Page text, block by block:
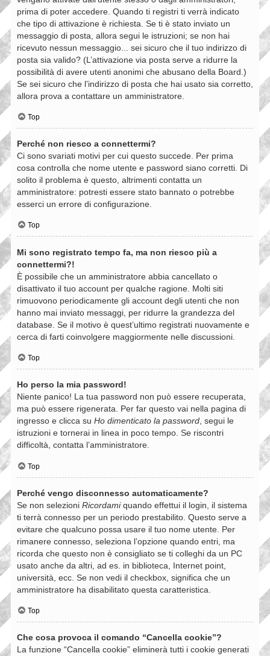
prima di poter accedere. Quando ti registri ti verrà indicato
che tipo di attivazione è richiesta. Se ti è stato inviato un
messaggio di posta, allora segui le istruzioni; se non hai
ricevuto nessun messaggio... sei sicuro che il tuo indirizzo di
posta sia valido? (L’attivazione via posta serve a ridurre la
possibilità di avere utenti anonimi che abusano della Board.)
Se sei sicuro che l’indirizzo di posta che hai usato sia corretto,
allora prova a contattare un amministratore.
Top
Perché non riesco a connettermi?
Ci sono svariati motivi per cui questo succede. Per prima
cosa controlla che nome utente e password siano corretti. Di
solito il problema è questo, altrimenti contatta un
amministratore: potresti essere stato bannato o potrebbe
esserci un errore di configurazione.
Top
Mi sono registrato tempo fa, ma non riesco più a
connettermi?!
È possibile che un amministratore abbia cancellato o
disattivato il tuo account per qualche ragione. Molti siti
rimuovono periodicamente gli account degli utenti che non
hanno mai inviato messaggi, per ridurre la grandezza del
database. Se il motivo è quest’ultimo registrati nuovamente e
cerca di farti coinvolgere maggiormente nelle discussioni.
Top
Ho perso la mia password!
Niente panico! La tua password non può essere recuperata,
ma può essere rigenerata. Per far questo vai nella pagina di
ingresso e clicca su Ho dimenticato la password, segui le
istruzioni e tornerai in linea in poco tempo. Se riscontri
difficoltà, contatta l’amministratore.
Top
Perché vengo disconnesso automaticamente?
Se non selezioni Ricordamiquando effettui il login, il sistema
ti terrà connesso per un periodo prestabilito. Questo serve a
evitare che qualcuno possa usare il tuo nome utente. Per
rimanere connesso, seleziona l’opzione quando entri, ma
ricorda che questo non è consigliato se ti colleghi da un PC
usato anche da altri, ad es. in biblioteca, Internet point,
università, ecc. Se non vedi il checkbox, significa che un
amministratore ha disabilitato questa caratteristica.
Top
Che cosa provoca il comando “Cancella cookie”?
La funzione “Cancella cookie” eliminerà tutti i cookie generati